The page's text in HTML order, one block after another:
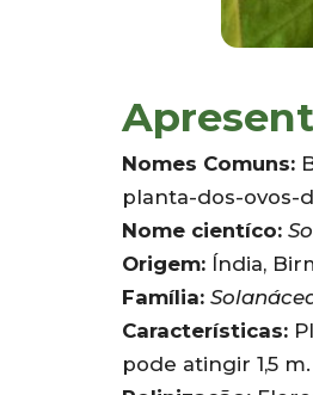
Nomes Comuns:
planta-dos-ovos-
Nome cientíco:
Origem: Índia,
Família:
Características:
pode atingir 1,5